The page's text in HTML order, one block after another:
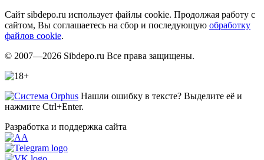
Сайт sibdepo.ru использует файлы cookie. Продолжая работу с
сайтом, Вы соглашаетесь на сбор и последующую обработку
файлов cookie.
© 2007—2026 Sibdepo.ru Все права защищены.
Нашли ошибку в тексте? Выделите её и
нажмите Ctrl+Enter.
Разработка и поддержка сайта